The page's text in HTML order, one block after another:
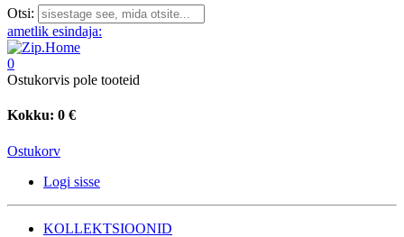
Otsi:
ametlik esindaja:
0
Ostukorvis pole tooteid
Kokku: 0 €
Ostukorv
Logi sisse
KOLLEKTSIOONID